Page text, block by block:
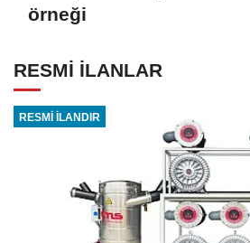
örneği
RESMİ İLANLAR
RESMİ İLANDIR